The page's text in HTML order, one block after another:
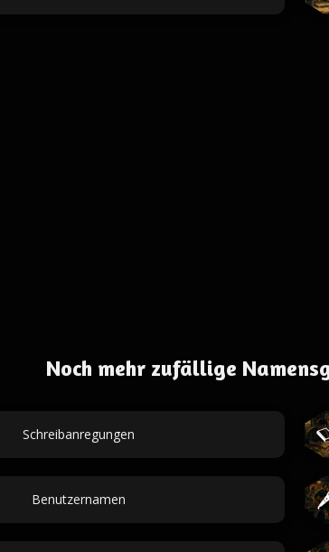
Noch mehr zufällige
Schreibanregungen
Benutzernamen